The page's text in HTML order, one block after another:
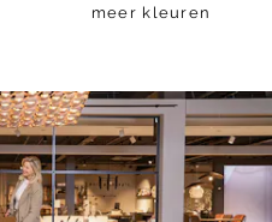
meer kleuren